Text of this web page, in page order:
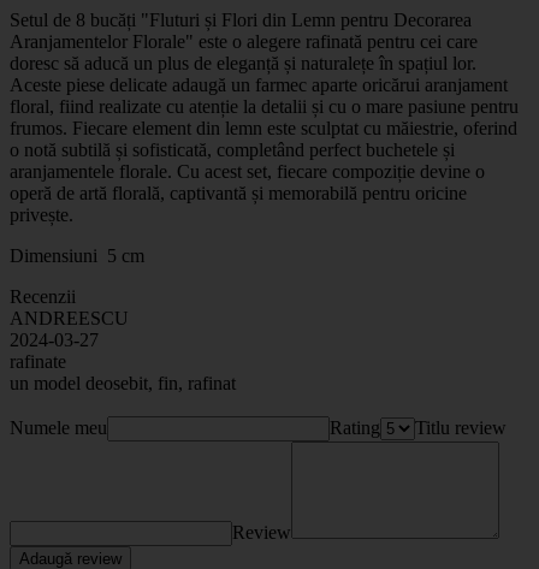
Setul de 8 bucăți "Fluturi și Flori din Lemn pentru Decorarea
Aranjamentelor Florale" este o alegere rafinată pentru cei care
doresc să aducă un plus de eleganță și naturalețe în spațiul lor.
Aceste piese delicate adaugă un farmec aparte oricărui aranjament
floral, fiind realizate cu atenție la detalii și cu o mare pasiune pentru
frumos. Fiecare element din lemn este sculptat cu măiestrie, oferind
o notă subtilă și sofisticată, completând perfect buchetele și
aranjamentele florale. Cu acest set, fiecare compoziție devine o
operă de artă florală, captivantă și memorabilă pentru oricine
privește.
Dimensiuni 5 cm
Recenzii
ANDREESCU
2024-03-27
rafinate
un model deosebit, fin, rafinat
Numele meu Rating Titlu review
Review
Adaugă review